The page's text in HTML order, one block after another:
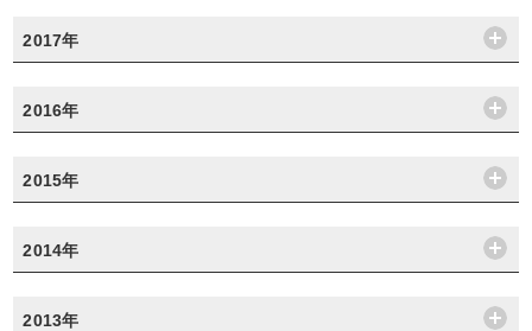
2017年
2016年
2015年
2014年
2013年